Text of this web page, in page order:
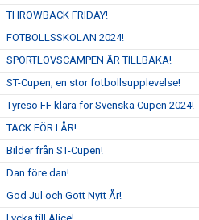
THROWBACK FRIDAY!
FOTBOLLSSKOLAN 2024!
SPORTLOVSCAMPEN ÄR TILLBAKA!
ST-Cupen, en stor fotbollsupplevelse!
Tyresö FF klara för Svenska Cupen 2024!
TACK FÖR I ÅR!
Bilder från ST-Cupen!
Dan före dan!
God Jul och Gott Nytt År!